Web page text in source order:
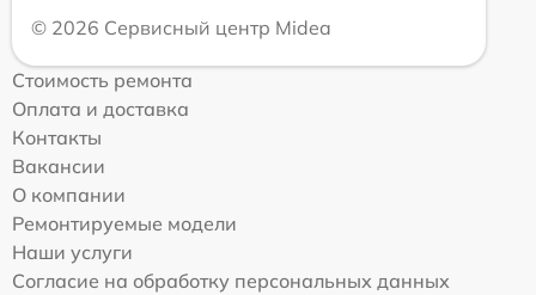
© 2026 Сервисный центр Midea
Стоимость ремонта
Оплата и доставка
Контакты
Вакансии
О компании
Ремонтируемые модели
Наши услуги
Согласие на обработку персональных данных